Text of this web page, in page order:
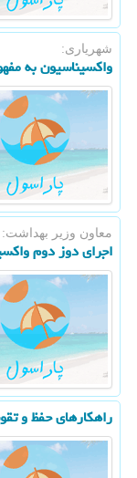
شهریاری:
واکسیناسیون به
معاون وزیر بهداشت:
اجرای دوز دوم
راهكارهای حفظ و